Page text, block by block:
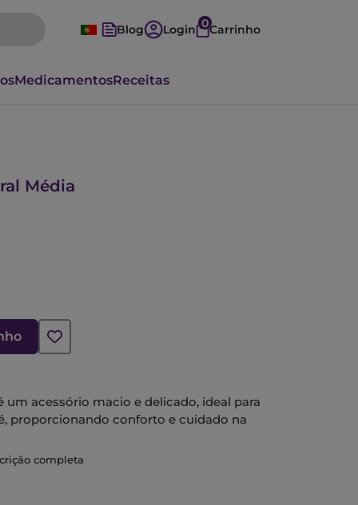
Blog Login 0Carrinho
MedicamentosReceitas
Média
um acessório macio e delicado, ideal para
proporcionando conforto e cuidado na
a água e distingue-se pela sua
completa